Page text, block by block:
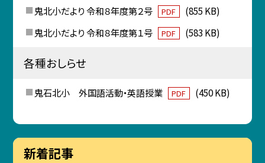
鬼北小だより 令和８年度第２号
PDF
(855 KB)
鬼北小だより 令和８年度第１号
PDF (583 KB)
各種おしらせ
鬼石北小 外国語活動・英語授業 PDF (450 KB)
新着記事